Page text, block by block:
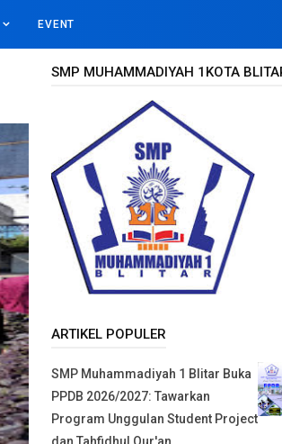
EVENT
SMP MUHAMMADIYAH 1KOTA
ARTIKEL POPULER
SMP Muhammadiyah 1 Blitar Buka
PPDB 2026/2027: Tawarkan
Program Unggulan Student Project